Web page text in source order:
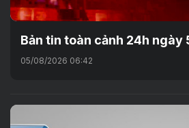
Bản tin toàn cảnh 24h
05/08/2026 06:42